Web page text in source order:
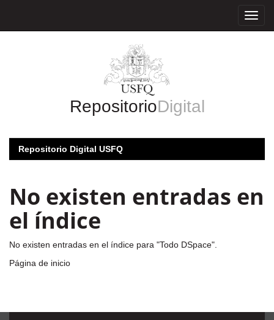
RepositorioDigital
Repositorio Digital USFQ
No existen entradas en
el índice
No existen entradas en el índice para "Todo DSpace".
Página de inicio